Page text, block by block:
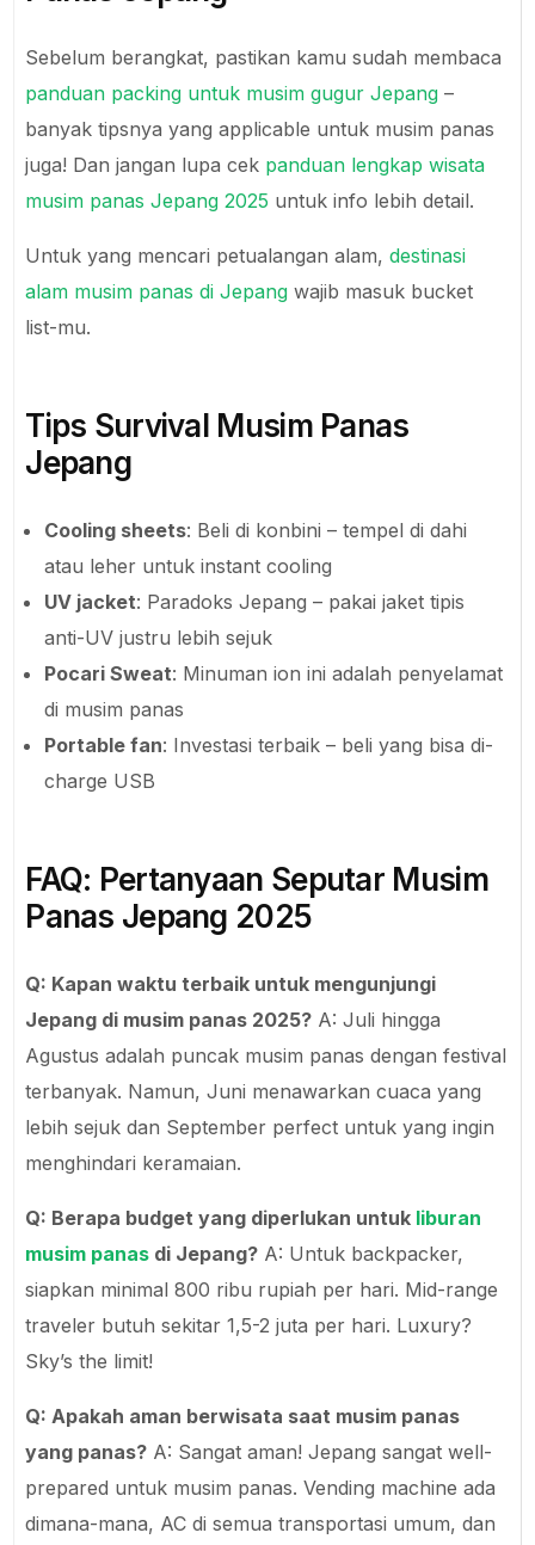
Sebelum berangkat, pastikan kamu sudah membaca
panduan packing untuk musim gugur Jepang –
banyak tipsnya yang applicable untuk musim panas
juga! Dan jangan lupa cek panduan lengkap wisata
musim panas Jepang 2025 untuk info lebih detail.
Untuk yang mencari petualangan alam,destinasi
alam musim panas di Jepang wajib masuk bucket
list-mu.
Tips Survival Musim Panas
Jepang
Cooling sheets: Beli di konbini – tempel di dahi
atau leher untuk instant cooling
UV jacket: Paradoks Jepang – pakai jaket tipis
anti-UV justru lebih sejuk
Pocari Sweat: Minuman ion ini adalah penyelamat
di musim panas
Portable fan: Investasi terbaik – beli yang bisa di-
charge USB
FAQ: Pertanyaan Seputar Musim
Panas Jepang 2025
Q: Kapan waktu terbaik untuk mengunjungi
Jepang di musim panas 2025? A: Juli hingga
Agustus adalah puncak musim panas dengan festival
terbanyak. Namun, Juni menawarkan cuaca yang
lebih sejuk dan September perfect untuk yang ingin
menghindari keramaian.
Q: Berapa budget yang diperlukan untuk liburan
musim panas di Jepang? A: Untuk backpacker,
siapkan minimal 800 ribu rupiah per hari. Mid-range
traveler butuh sekitar 1,5-2 juta per hari. Luxury?
Sky’s the limit!
Q: Apakah aman berwisata saat musim panas
yang panas? A: Sangat aman! Jepang sangat well-
prepared untuk musim panas. Vending machine ada
dimana-mana, AC di semua transportasi umum, dan